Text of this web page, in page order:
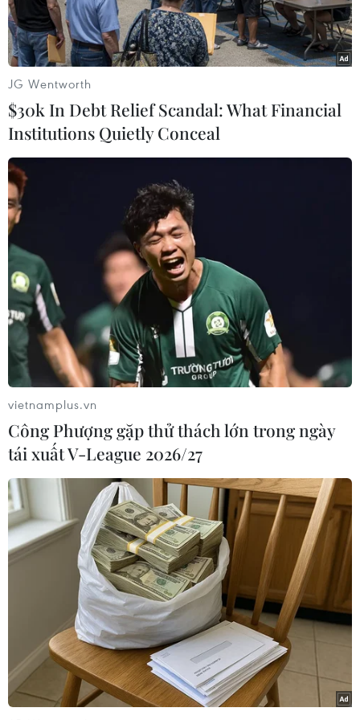
Đại diện cấp cao của EU về chính sách an ninh và đối ngoại
Josep Borrell. (Ảnh: AFP/TTXVN)
Sputniknews đưa tin Đại diện cấp cao Liên
minh châu Âu (EU) phụ trách chính sách an
ninh và đối ngoại Josep Borrell ngày 29/8 cho
rằng các quốc gia thành viên trong khối nên dỡ
bỏ hoàn toàn các quy định hạn chế đối với
những cuộc tấn công của Ukraine vào lãnh thổ
Nga.
Trước đó, Ngoại trưởng Nga Sergei Lavrov đã
lên tiếng chỉ trích cuộc thảo luận về khả năng
cho phép Ukraine sử dụng tên lửa Storm
Shadow để tấn công sâu vào lãnh thổ Nga là
“đùa với lửa.”
Phát biểu trước thềm hội nghị Ngoại trưởng EU
tại Brussels với sự tham dự của Ngoại trưởng
Ukraine Dmytro Kuleba, ông Borrell nêu rõ:
“Những hạn chế sử dụng vũ khí như vậy phải
được dỡ bỏ hoàn toàn để Ukraine có thể tự vệ.
Các thiết bị mà chúng ta cung cấp cho Ukraine
phải được sử dụng đầy đủ để nước này có thể
JG Wentworth
$30k In Debt Relief Scandal: What Financial
Institutions Quietly Conceal
vietnamplus.vn
Công Phượng gặp thử thách lớn trong ngày
tái xuất V-League 2026/27